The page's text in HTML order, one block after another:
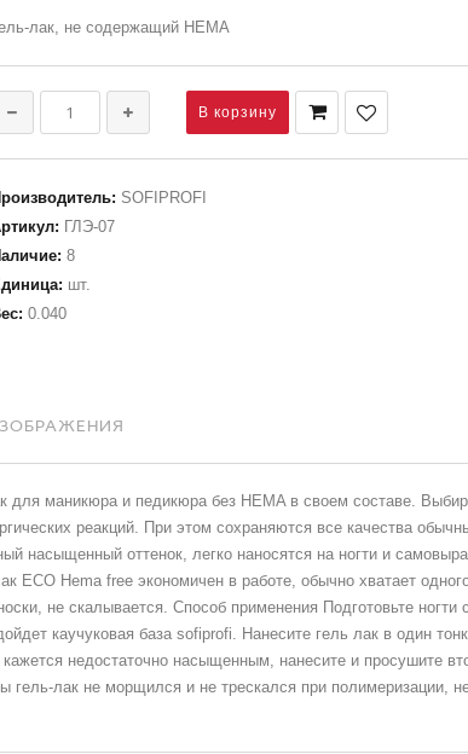
лак, не содержащий HEMA
: SOFIPROFI
: ГЛЭ-07
: 8
: шт.
: 0.040
маникюра и педикюра без HEMA в своем составе.
реакций. При этом сохраняются все качества
насыщенный оттенок, легко наносятся на ногти и
ECO Hema free экономичен в работе, обычно хватает
не скалывается. Способ применения Подготовьте ногти
каучуковая база sofiprofi. Нанесите гель лак в один
недостаточно насыщенным, нанесите и просушите
гель-лак не морщился и не трескался при полимеризации,